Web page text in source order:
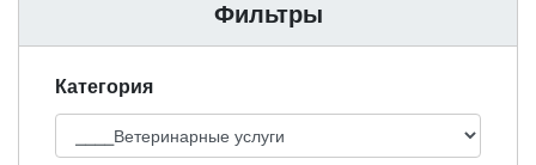
Фильтры
Категория